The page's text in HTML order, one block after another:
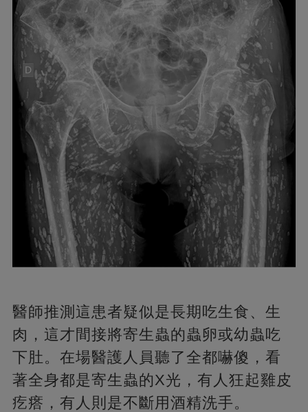
醫師推測這患者疑似是長期吃生食、生
肉，這才間接將寄生蟲的蟲卵或幼蟲吃
下肚。在場醫護人員聽了全都嚇傻，看
著全身都是寄生蟲的X光，有人狂起雞皮
疙瘩，有人則是不斷用酒精洗手。